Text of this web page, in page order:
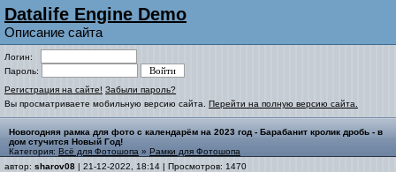
Datalife Engine Demo
Описание сайта
Логин:
Пароль:
Регистрация на сайте! Забыли пароль?
Вы просматриваете мобильную версию сайта. Перейти на полную версию сайта.
Новогодняя рамка для фото с календарём на 2023 год - Барабанит кролик дробь - в
дом стучится Новый Год!
Категория: Всё для Фотошопа » Рамки для Фотошопа
автор: sharov08 | 21-12-2022, 18:14 | Просмотров: 1470